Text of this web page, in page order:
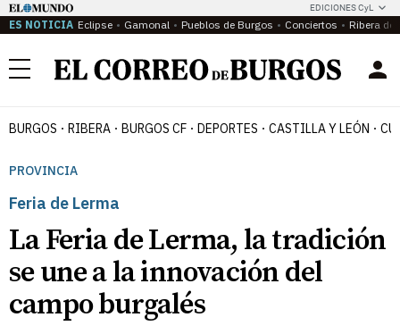
EDICIONES CyL
ES NOTICIA Eclipse Gamonal Pueblos de Burgos Conciertos Ribera del
Menú
BURGOS RIBERA BURGOS CF DEPORTES CASTILLA Y LEÓN
PROVINCIA
Feria de Lerma
La Feria de Lerma, la tradición
se une a la innovación del
campo burgalés